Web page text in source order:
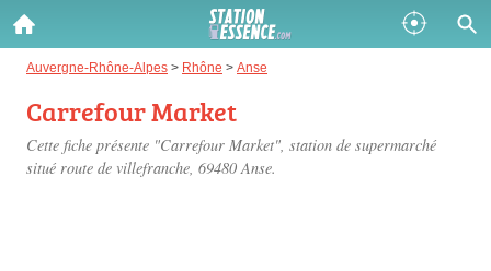
Auvergne-Rhône-Alpes > Rhône > Anse
Carrefour Market
Cette fiche présente "Carrefour Market", station de supermarché
situé route de villefranche, 69480 Anse.
Gazole :
Disponible
SP 98 :